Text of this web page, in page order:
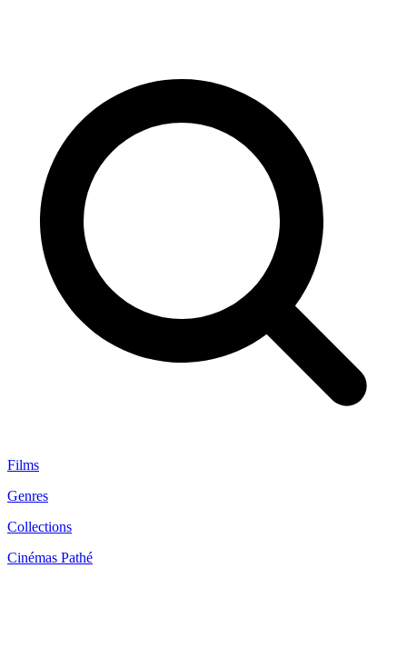
Films
Genres
Collections
Cinémas Pathé